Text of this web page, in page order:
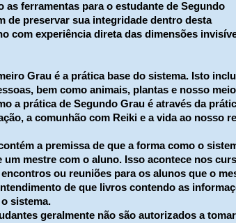
as ferramentas para o estudante de Segundo
de preservar sua integridade dentro desta
com experiência direta das dimensões
Grau é a prática base do sistema. Isto
bem como animais, plantas e nosso meio
a prática de Segundo Grau é através da
a comunhão com Reiki e a vida ao nosso
a premissa de que a forma como o
mestre com o aluno. Isso acontece nos
ou reuniões para os alunos que o
de que livros contendo as
sistema.
geralmente não são autorizados a